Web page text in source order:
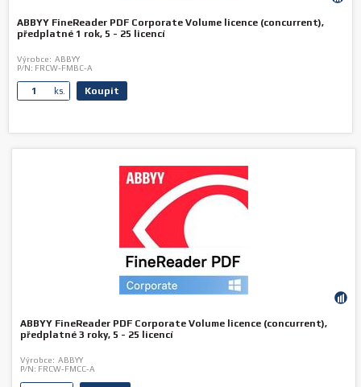
ABBYY FineReader PDF Corporate Volume licence (concurrent),
předplatné 1 rok, 5 - 25 licencí
Výrobce: ABBYY
P/N: FRCW-FMBC-A
ks. Koupit
ABBYY FineReader PDF Corporate Volume licence (concurrent),
předplatné 3 roky, 5 - 25 licencí
Výrobce: ABBYY
P/N: FRCW-FMCC-A